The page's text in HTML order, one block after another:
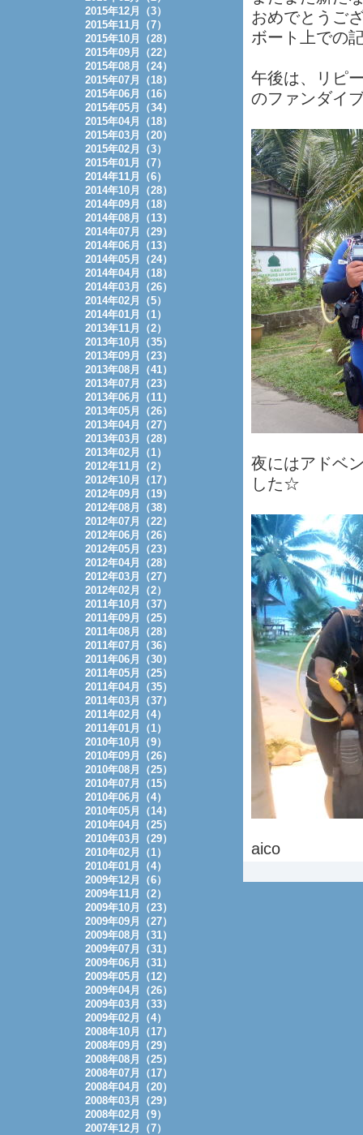
おめでとうご
ボート上での
午後は、リピ
のファンダイ
夜にはアドベ
した☆
aico
2015年12月（3）
2015年11月（7）
2015年10月（28）
2015年09月（22）
2015年08月（24）
2015年07月（18）
2015年06月（16）
2015年05月（34）
2015年04月（18）
2015年03月（20）
2015年02月（3）
2015年01月（7）
2014年11月（6）
2014年10月（28）
2014年09月（18）
2014年08月（13）
2014年07月（29）
2014年06月（13）
2014年05月（24）
2014年04月（18）
2014年03月（26）
2014年02月（5）
2014年01月（1）
2013年11月（2）
2013年10月（35）
2013年09月（23）
2013年08月（41）
2013年07月（23）
2013年06月（11）
2013年05月（26）
2013年04月（27）
2013年03月（28）
2013年02月（1）
2012年11月（2）
2012年10月（17）
2012年09月（19）
2012年08月（38）
2012年07月（22）
2012年06月（26）
2012年05月（23）
2012年04月（28）
2012年03月（27）
2012年02月（2）
2011年10月（37）
2011年09月（25）
2011年08月（28）
2011年07月（36）
2011年06月（30）
2011年05月（25）
2011年04月（35）
2011年03月（37）
2011年02月（4）
2011年01月（1）
2010年10月（9）
2010年09月（26）
2010年08月（25）
2010年07月（15）
2010年06月（4）
2010年05月（14）
2010年04月（25）
2010年03月（29）
2010年02月（1）
2010年01月（4）
2009年12月（6）
2009年11月（2）
2009年10月（23）
2009年09月（27）
2009年08月（31）
2009年07月（31）
2009年06月（31）
2009年05月（12）
2009年04月（26）
2009年03月（33）
2009年02月（4）
2008年10月（17）
2008年09月（29）
2008年08月（25）
2008年07月（17）
2008年04月（20）
2008年03月（29）
2008年02月（9）
2007年12月（7）